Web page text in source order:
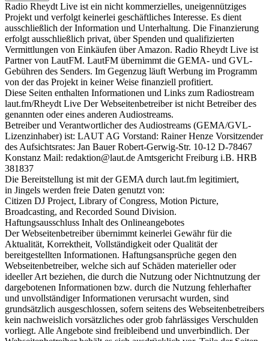
Radio Rheydt Live ist ein nicht kommerzielles, uneigennütziges
Projekt und verfolgt keinerlei geschäftliches Interesse. Es dient
ausschließlich der Information und Unterhaltung. Die Finanzierung
erfolgt ausschließlich privat, über Spenden und qualifizierten
Vermittlungen von Einkäufen über Amazon. Radio Rheydt Live ist
Partner von LautFM. LautFM übernimmt die GEMA- und GVL-
Gebühren des Senders. Im Gegenzug läuft Werbung im Programm
von der das Projekt in keiner Weise finanziell profitiert.
Diese Seiten enthalten Informationen und Links zum Radiostream
laut.fm/Rheydt Live Der Webseitenbetreiber ist nicht Betreiber des
genannten oder eines anderen Audiostreams.
Betreiber und Verantwortlicher des Audiostreams (GEMA/GVL-
Lizenzinhaber) ist: LAUT AG Vorstand: Rainer Henze Vorsitzender
des Aufsichtsrates: Jan Bauer Robert-Gerwig-Str. 10-12 D-78467
Konstanz Mail: redaktion@laut.de Amtsgericht Freiburg i.B. HRB
381837
Die Bereitstellung ist mit der GEMA durch laut.fm legitimiert,
in Jingels werden freie Daten genutzt von:
Citizen DJ Project, Library of Congress, Motion Picture,
Broadcasting, and Recorded Sound Division.
Haftungsausschluss Inhalt des Onlineangebotes
Der Webseitenbetreiber übernimmt keinerlei Gewähr für die
Aktualität, Korrektheit, Vollständigkeit oder Qualität der
bereitgestellten Informationen. Haftungsansprüche gegen den
Webseitenbetreiber, welche sich auf Schäden materieller oder
ideeller Art beziehen, die durch die Nutzung oder Nichtnutzung der
dargebotenen Informationen bzw. durch die Nutzung fehlerhafter
und unvollständiger Informationen verursacht wurden, sind
grundsätzlich ausgeschlossen, sofern seitens des Webseitenbetreibers
kein nachweislich vorsätzliches oder grob fahrlässiges Verschulden
vorliegt. Alle Angebote sind freibleibend und unverbindlich. Der